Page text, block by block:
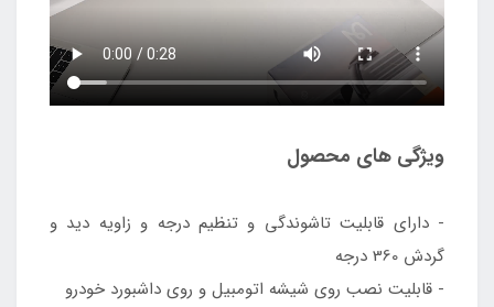
ویژگی های محصول
- دارای قابلیت تاشوندگی و تنظیم درجه و زاویه دید و
گردش 360 درجه
- قابلیت نصب روی شیشه اتومبیل و روی داشبورد خودرو